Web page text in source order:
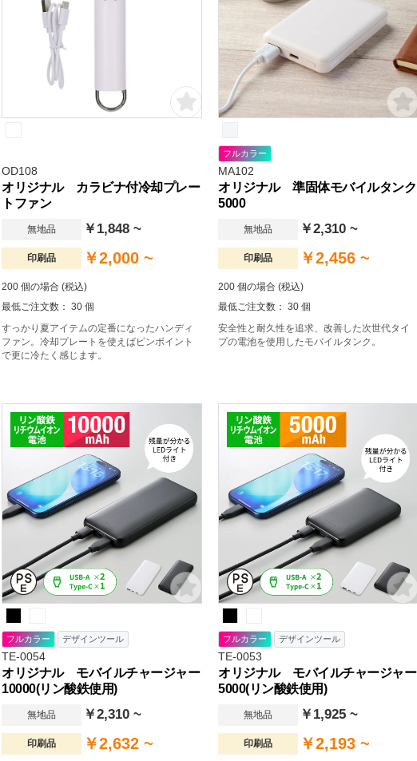
OD108
オリジナル カラビナ付冷却プレー
トファン
無地品 ￥1,848 ~
印刷品 ￥2,000 ~
200 個の場合 (税込)
最低ご注文数： 30 個
すっかり夏アイテムの定番になったハンディ
ファン。冷却プレートを使えばピンポイント
で更に冷たく感じます。
フルカラー
MA102
オリジナル 準固体モバイルタンク
5000
無地品 ￥2,310 ~
印刷品 ￥2,456 ~
200 個の場合 (税込)
最低ご注文数： 30 個
安全性と耐久性を追求、改善した次世代タイ
プの電池を使用したモバイルタンク。
フルカラー デザインツール
TE-0054
オリジナル モバイルチャージャー
10000(リン酸鉄使用)
無地品 ￥2,310 ~
印刷品 ￥2,632 ~
フルカラー デザインツール
TE-0053
オリジナル モバイルチャージャー
5000(リン酸鉄使用)
無地品 ￥1,925 ~
印刷品 ￥2,193 ~